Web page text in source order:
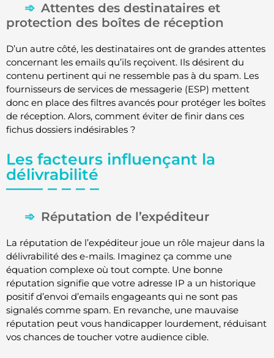
Attentes des destinataires et
protection des boîtes de réception
D’un autre côté, les destinataires ont de grandes attentes
concernant les emails qu’ils reçoivent. Ils désirent du
contenu pertinent qui ne ressemble pas à du spam. Les
fournisseurs de services de messagerie (ESP) mettent
donc en place des filtres avancés pour protéger les boîtes
de réception. Alors, comment éviter de finir dans ces
fichus dossiers indésirables ?
Les facteurs influençant la
délivrabilité
Réputation de l’expéditeur
La réputation de l’expéditeur joue un rôle majeur dans la
délivrabilité des e-mails. Imaginez ça comme une
équation complexe où tout compte. Une bonne
réputation signifie que votre adresse IP a un historique
positif d’envoi d’emails engageants qui ne sont pas
signalés comme spam. En revanche, une mauvaise
réputation peut vous handicapper lourdement, réduisant
vos chances de toucher votre audience cible.